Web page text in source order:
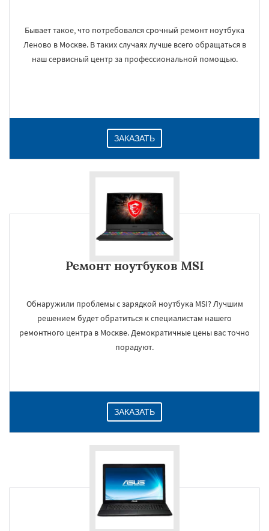
Бывает такое, что потребовался срочный ремонт ноутбука
Леново в Москве. В таких случаях лучше всего обращаться в
наш сервисный центр за профессиональной помощью.
ЗАКАЗАТЬ
Ремонт ноутбуков MSI
Обнаружили проблемы с зарядкой ноутбука MSI? Лучшим
решением будет обратиться к специалистам нашего
ремонтного центра в Москве. Демократичные цены вас точно
порадуют.
ЗАКАЗАТЬ